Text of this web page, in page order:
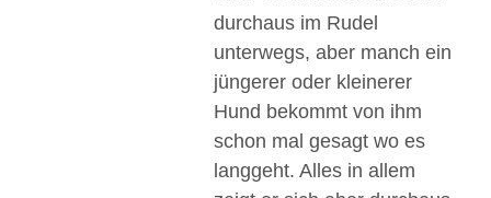
durchaus im Rudel
unterwegs, aber manch ein
jüngerer oder kleinerer
Hund bekommt von ihm
schon mal gesagt wo es
langgeht. Alles in allem